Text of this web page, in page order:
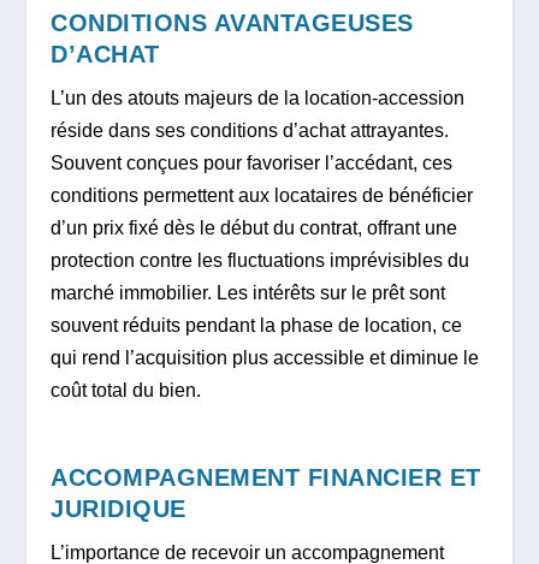
CONDITIONS AVANTAGEUSES
D’ACHAT
L’un des atouts majeurs de la location-accession
réside dans ses conditions d’achat attrayantes.
Souvent conçues pour favoriser l’accédant, ces
conditions permettent aux locataires de bénéficier
d’un prix fixé dès le début du contrat, offrant une
protection contre les fluctuations imprévisibles du
marché immobilier. Les intérêts sur le prêt sont
souvent réduits pendant la phase de location, ce
qui rend l’acquisition plus accessible et diminue le
coût total du bien.
ACCOMPAGNEMENT FINANCIER ET
JURIDIQUE
L’importance de recevoir un accompagnement